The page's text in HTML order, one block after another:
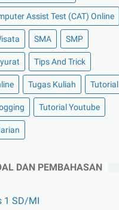
Assist Test (CAT) Online
SMA SMP
Tips And Trick
Tugas Kuliah Tutorial
Tutorial Youtube
DAN PEMBAHASAN
1 SD/MI